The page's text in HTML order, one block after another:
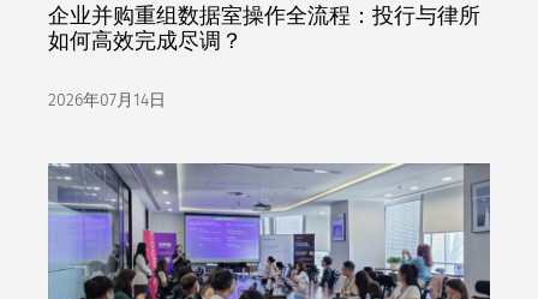
企业并购重组数据室操作全流程：投行与律所
如何高效完成尽调？
2026年07月14日